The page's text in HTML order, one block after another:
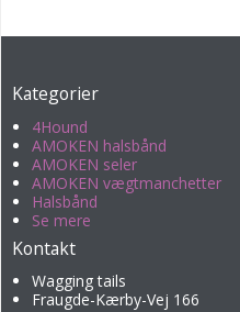
Kategorier
4Hound
AMOKEN halsbånd
AMOKEN seler
AMOKEN vægtmanchetter
Halsbånd
Se mere
Kontakt
Wagging tails
Fraugde-Kærby-Vej 166